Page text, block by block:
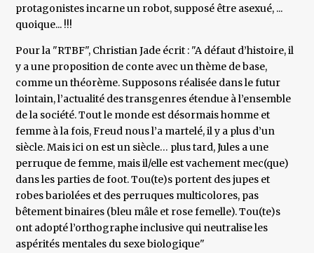
protagonistes incarne un robot, supposé être asexué, ...
quoique... !!!
Pour la "RTBF", Christian Jade écrit : "A défaut d’histoire, il
y a une proposition de conte avec un thème de base,
comme un théorème. Supposons réalisée dans le futur
lointain, l’actualité des transgenres étendue à l’ensemble
de la société. Tout le monde est désormais homme et
femme à la fois, Freud nous l’a martelé, il y a plus d’un
siècle. Mais ici on est un siècle… plus tard, Jules a une
perruque de femme, mais il/elle est vachement mec(que)
dans les parties de foot. Tou(te)s portent des jupes et
robes bariolées et des perruques multicolores, pas
bêtement binaires (bleu mâle et rose femelle). Tou(te)s
ont adopté l’orthographe inclusive qui neutralise les
aspérités mentales du sexe biologique"